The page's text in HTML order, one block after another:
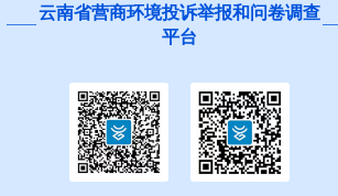
云南省营商环境投诉举报和问卷调查
平台